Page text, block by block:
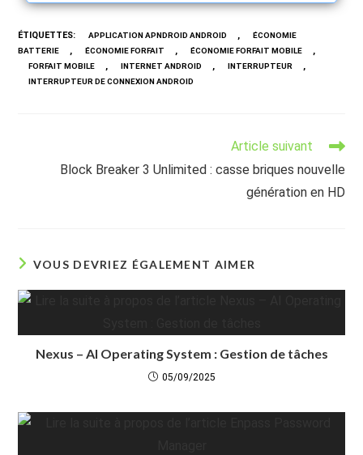
ÉTIQUETTES: APPLICATION APNDROID ANDROID ,
ÉCONOMIE
BATTERIE
, ÉCONOMIE FORFAIT , ÉCONOMIE FORFAIT MOBILE ,
FORFAIT MOBILE , INTERNET ANDROID , INTERRUPTEUR ,
INTERRUPTEUR DE CONNEXION ANDROID
Article suivant
Block Breaker 3 Unlimited : casse briques nouvelle
génération en HD
VOUS DEVRIEZ ÉGALEMENT AIMER
Nexus – AI Operating System : Gestion de tâches
05/09/2025